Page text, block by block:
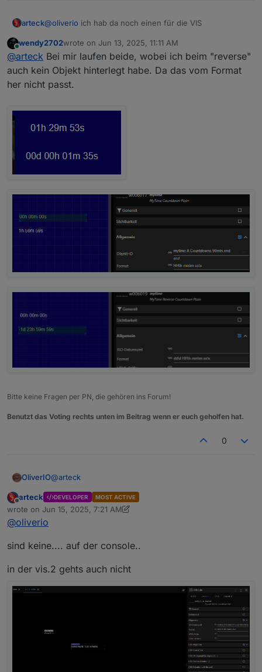
arteck@oliverio ich hab da noch einen für die VIS
mytime.0.Countdowns.sprinkler.timer
Online
wendy2702wrote on Jun 13, 2025, 11:11 AM
last edited by
@arteck Bei mir laufen beide, wobei ich beim "reverse"
auch kein Objekt hinterlegt habe. Da das vom Format
her nicht passt.
Bitte keine Fragen per PN, die gehören ins Forum!
Benutzt das Voting rechts unten im Beitrag wenn er euch geholfen hat.
0
OliverIO@arteck
Kannst du bitte noch nach Fehlern in der Web
Developer Konsole schauen?
Offline
arteck DEVELOPER MOST ACTIVE
wrote on Jun 15, 2025, 7:21 AM
last edited by arteckJun 15, 2025, 9:30 AM
@oliverio
sind keine.... auf der console..
in der vis.2 gehts auch nicht